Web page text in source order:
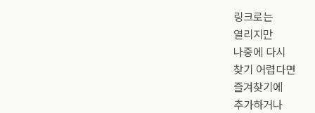
링크로는
열리지만
나중에 다시
찾기 어렵다면
즐겨찾기에
추가하거나